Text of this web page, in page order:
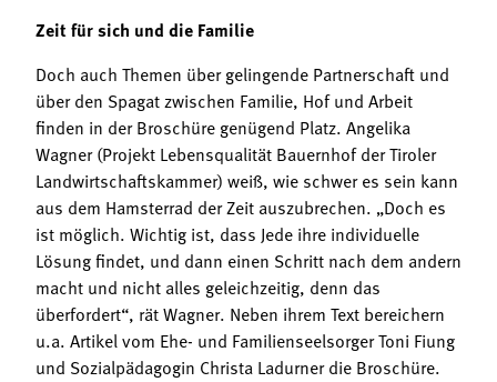
Zeit für sich und die Familie
Doch auch Themen über gelingende Partnerschaft und
über den Spagat zwischen Familie, Hof und Arbeit
finden in der Broschüre genügend Platz. Angelika
Wagner (Projekt Lebensqualität Bauernhof der Tiroler
Landwirtschaftskammer) weiß, wie schwer es sein kann
aus dem Hamsterrad der Zeit auszubrechen. „Doch es
ist möglich. Wichtig ist, dass Jede ihre individuelle
Lösung findet, und dann einen Schritt nach dem andern
macht und nicht alles geleichzeitig, denn das
überfordert“, rät Wagner. Neben ihrem Text bereichern
u.a. Artikel vom Ehe- und Familienseelsorger Toni Fiung
und Sozialpädagogin Christa Ladurner die Broschüre.